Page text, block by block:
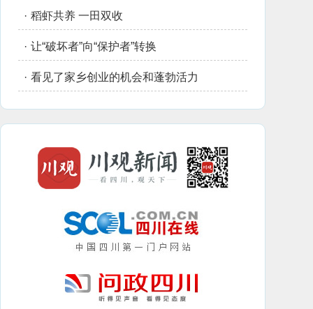
· 稻虾共养 一田双收
· 让“破坏者”向“保护者”转换
· 看见了家乡创业的机会和蓬勃活力